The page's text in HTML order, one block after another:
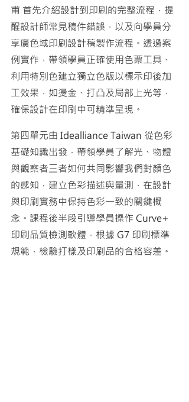
甫 首先介紹設計到印刷的完整流程，提
醒設計師常見稿件錯誤，以及向學員分
享廣色域印刷設計稿製作流程。透過案
例實作，帶領學員正確使用色票工具、
利用特別色建立獨立色版以標示印後加
工效果，如燙金、打凸及局部上光等，
確保設計在印刷中可精準呈現。
第四單元由 Idealliance Taiwan 從色彩
基礎知識出發，帶領學員了解光、物體
與觀察者三者如何共同影響我們對顏色
的感知，建立色彩描述與量測，在設計
與印刷實務中保持色彩一致的關鍵概
念。課程後半段引導學員操作 Curve+
印刷品質檢測軟體，根據 G7 印刷標準
規範，檢驗打樣及印刷品的合格容差。